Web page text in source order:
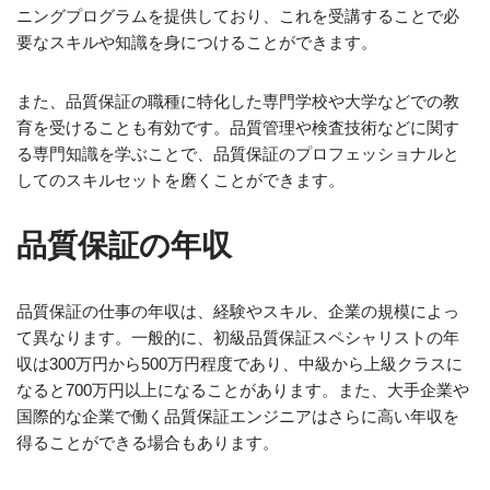
ニングプログラムを提供しており、これを受講することで必
要なスキルや知識を身につけることができます。
また、品質保証の職種に特化した専門学校や大学などでの教
育を受けることも有効です。品質管理や検査技術などに関す
る専門知識を学ぶことで、品質保証のプロフェッショナルと
してのスキルセットを磨くことができます。
品質保証の年収
品質保証の仕事の年収は、経験やスキル、企業の規模によっ
て異なります。一般的に、初級品質保証スペシャリストの年
収は300万円から500万円程度であり、中級から上級クラスに
なると700万円以上になることがあります。また、大手企業や
国際的な企業で働く品質保証エンジニアはさらに高い年収を
得ることができる場合もあります。